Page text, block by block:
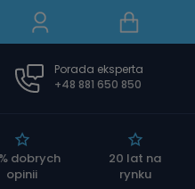
dobrych
opinii
20 lat na
rynku
Porada eksperta
+48 881 650 850